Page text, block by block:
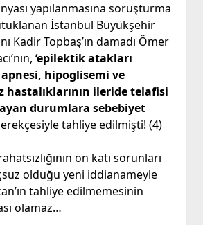
yapılanmasına soruşturma
İstanbul Büyükşehir
Kadir Topbaş’ın damadı Ömer
‘epilektik atakları
hipoglisemi ve
ileride telafisi
durumlara sebebiyet
tahliye edilmişti! (4)
on katı sorunları
olduğu yeni iddianameyle
tahliye edilmemesinin
olamaz…